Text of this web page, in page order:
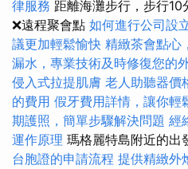
律服務 距離海灘步行，步行10
❌遠程聚會點 如何進行公司設
議更加輕鬆愉快 精緻茶會點心
漏水，專業技術及時修復您的
侵入式拉提肌膚 老人助聽器價
的費用 假牙費用詳情，讓你輕
期護照，簡單步驟解決問題 經
運作原理 瑪格麗特島附近的出
台胞證的申請流程 提供精緻外